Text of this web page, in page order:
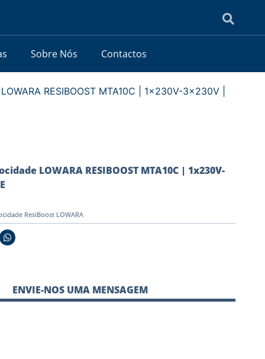
Sobre Nós Contactos
RESIBOOST MTA10C | 1x230V-3x230V |
LOWARA RESIBOOST MTA10C | 1x230V-
ResiBoost LOWARA
ENVIE-NOS UMA MENSAGEM